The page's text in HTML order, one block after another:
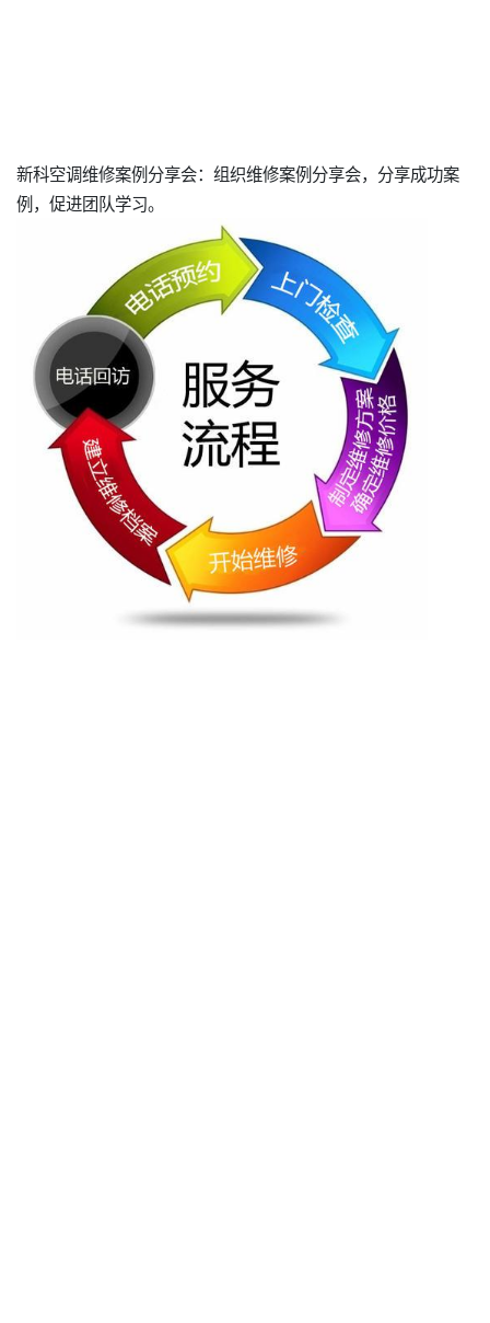
新科空调维修案例分享会：组织维修案例分享会，分享成功案
例，促进团队学习。